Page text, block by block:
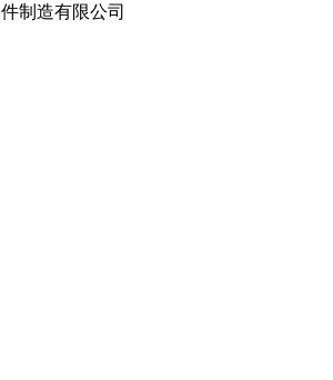
制造有限公司